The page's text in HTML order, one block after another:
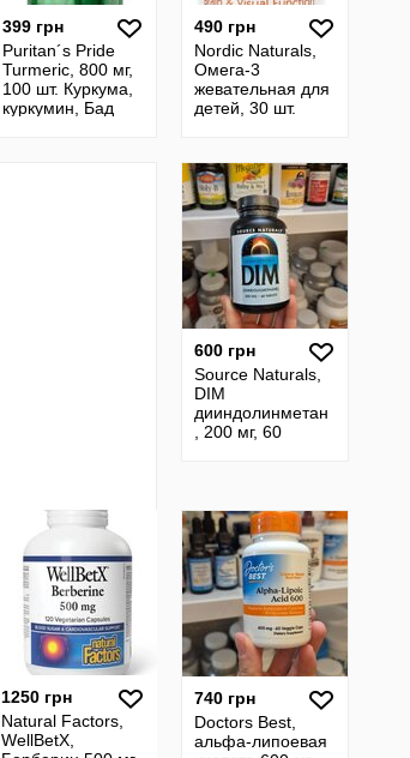
399 грн
Puritan´s Pride
Turmeric, 800 мг,
100 шт. Куркума,
куркумин, Бад
490 грн
Nordic Naturals,
Омега-3
жевательная для
детей, 30 шт.
Сша
600 грн
Source Naturals,
DIM
дииндолинметан
, 200 мг, 60
1250 грн
Natural Factors,
WellBetX,
740 грн
Doctors Best,
альфа-липоевая